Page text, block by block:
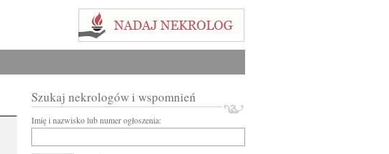
Szukaj nekrologów i wspomnień
Imię i nazwisko lub numer ogłoszenia: